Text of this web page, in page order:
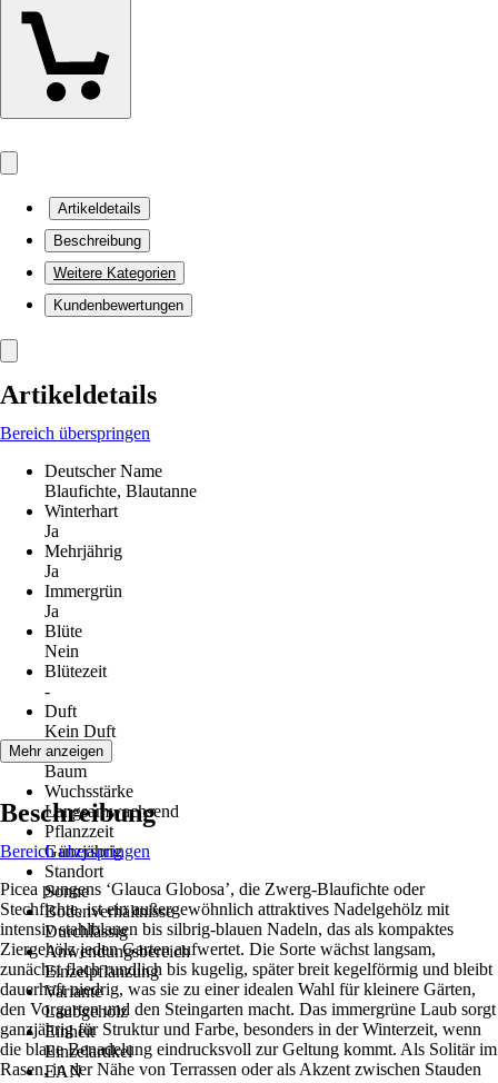
Artikeldetails
Beschreibung
Weitere Kategorien
Kundenbewertungen
Artikeldetails
Bereich überspringen
Deutscher Name
Blaufichte, Blautanne
Winterhart
Ja
Mehrjährig
Ja
Immergrün
Ja
Blüte
Nein
Blütezeit
-
Duft
Kein Duft
Wuchs
Baum
Wuchsstärke
Langsamwachsend
Pflanzzeit
Ganzjährig
Standort
Sonne
Bodenverhältnisse
Durchlässig
Anwendungsbereich
Einzelpflanzung
Variante
Laubgehölz
Einheit
Einzelartikel
EAN
Mehr anzeigen
Beschreibung
Bereich überspringen
Picea pungens ‘Glauca Globosa’, die Zwerg-Blaufichte oder
Stechfichte, ist ein außergewöhnlich attraktives Nadelgehölz mit
intensiv stahlblauen bis silbrig-blauen Nadeln, das als kompaktes
Ziergehölz jeden Garten aufwertet. Die Sorte wächst langsam,
zunächst flach rundlich bis kugelig, später breit kegelförmig und bleibt
dauerhaft niedrig, was sie zu einer idealen Wahl für kleinere Gärten,
den Vorgarten und den Steingarten macht. Das immergrüne Laub sorgt
ganzjährig für Struktur und Farbe, besonders in der Winterzeit, wenn
die blaue Benadelung eindrucksvoll zur Geltung kommt. Als Solitär im
Rasen, in der Nähe von Terrassen oder als Akzent zwischen Stauden